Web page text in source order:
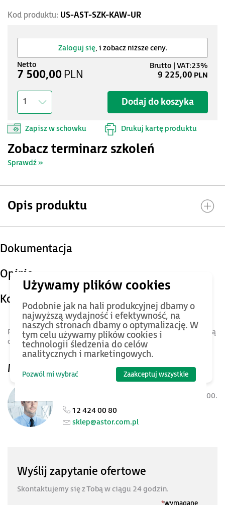
Kod produktu: US-AST-SZK-KAW-UR
Zaloguj się, i zobacz niższe ceny.
Dodaj do koszyka
1
Zapisz w schowku Drukuj kartę produktu
7 500,00 PLN 9 225,00 PLN
Zobacz terminarz szkoleń
Sprawdź »
Opis produktu
Dokumentacja
Opinie
Kontakt
Potrzebujesz pomocy? Skontaktuj się z nami. Z przyjemnością
odpowiemy na wszystkie Twoje pytania.
Masz pytania?
Jesteśmy dostępni w dni robocze 8:00-16:00.
12 424 00 80
sklep@astor.com.pl
Wyślij zapytanie ofertowe
Skontaktujemy się z Tobą w ciągu 24 godzin.
Podobnie jak na hali produkcyjnej dbamy o
najwyższą wydajność i efektywność, na
naszych stronach dbamy o optymalizację. W
tym celu używamy plików cookies i
technologii śledzenia do celów
analitycznych i marketingowych.
Pozwól mi wybrać Zaakceptuj wszystkie